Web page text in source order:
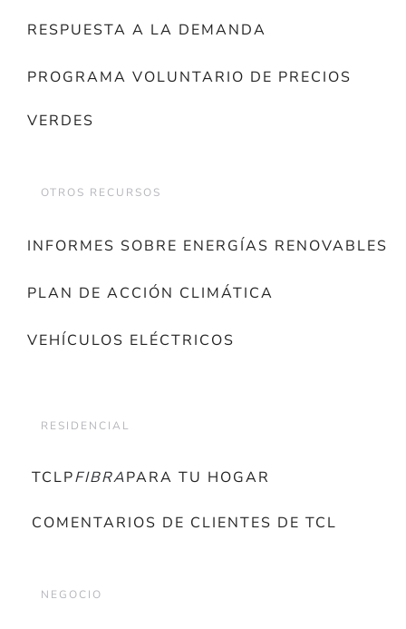
RESPUESTA A LA DEMANDA
PROGRAMA VOLUNTARIO DE PRECIOS
VERDES
OTROS RECURSOS
INFORMES SOBRE ENERGÍAS RENOVABLES
PLAN DE ACCIÓN CLIMÁTICA
VEHÍCULOS ELÉCTRICOS
RESIDENCIAL
TCLPFIBRAPARA TU HOGAR
COMENTARIOS DE CLIENTES DE TCL
NEGOCIO